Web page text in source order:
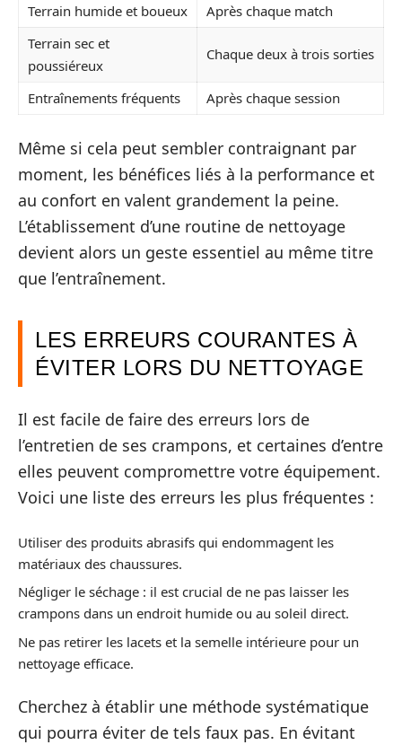
Terrain humide et boueux
Après chaque match
Terrain sec et
poussiéreux
Chaque deux à trois sorties
Entraînements fréquents Après chaque session
Même si cela peut sembler contraignant par
moment, les bénéfices liés à la performance et
au confort en valent grandement la peine.
L’établissement d’une routine de nettoyage
devient alors un geste essentiel au même titre
que l’entraînement.
LES ERREURS COURANTES À
ÉVITER LORS DU NETTOYAGE
Il est facile de faire des erreurs lors de
l’entretien de ses crampons, et certaines d’entre
elles peuvent compromettre votre équipement.
Voici une liste des erreurs les plus fréquentes :
Utiliser des produits abrasifs qui endommagent les
matériaux des chaussures.
Négliger le séchage : il est crucial de ne pas laisser les
crampons dans un endroit humide ou au soleil direct.
Ne pas retirer les lacets et la semelle intérieure pour un
nettoyage efficace.
Cherchez à établir une méthode systématique
qui pourra éviter de tels faux pas. En évitant